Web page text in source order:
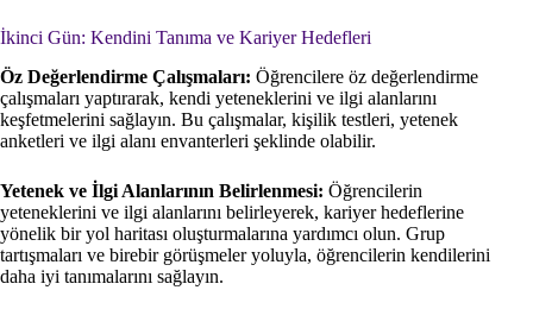
İkinci Gün: Kendini Tanıma ve Kariyer Hedefleri
Öz Değerlendirme Çalışmaları: Öğrencilere öz değerlendirme
çalışmaları yaptırarak, kendi yeteneklerini ve ilgi alanlarını
keşfetmelerini sağlayın. Bu çalışmalar, kişilik testleri, yetenek
anketleri ve ilgi alanı envanterleri şeklinde olabilir.
Yetenek ve İlgi Alanlarının Belirlenmesi: Öğrencilerin
yeteneklerini ve ilgi alanlarını belirleyerek, kariyer hedeflerine
yönelik bir yol haritası oluşturmalarına yardımcı olun. Grup
tartışmaları ve birebir görüşmeler yoluyla, öğrencilerin kendilerini
daha iyi tanımalarını sağlayın.